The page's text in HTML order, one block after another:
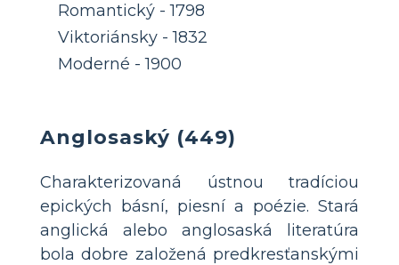
Romantický - 1798
Viktoriánsky - 1832
Moderné - 1900
Anglosaský (449)
Charakterizovaná ústnou tradíciou
epických básní, piesní a poézie. Stará
anglická alebo anglosaská literatúra
bola dobre založená predkresťanskými